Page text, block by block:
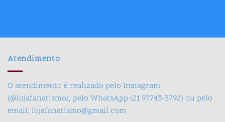
Atendimento
O atendimento é realizado pelo Instagram
(@lojafanatismo), pelo WhatsApp (21 97743-3792) ou pelo
email: lojafanatismo@gmail.com